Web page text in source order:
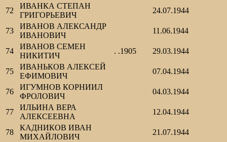
72
ИВАНКА СТЕПАН
ГРИГОРЬЕВИЧ
24.07.1944
73
ИВАНОВ АЛЕКСАНДР
ИВАНОВИЧ
11.06.1944
74
ИВАНОВ СЕМЕН
НИКИТИЧ
. .1905 29.03.1944
75
ИВАНЬКОВ АЛЕКСЕЙ
ЕФИМОВИЧ
07.04.1944
76
ИГУМНОВ КОРНИИЛ
ФРОЛОВИЧ
04.03.1944
77
ИЛЬИНА ВЕРА
АЛЕКСЕЕВНА
12.04.1944
78
КАДНИКОВ ИВАН
МИХАЙЛОВИЧ
21.07.1944